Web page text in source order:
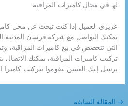
لها في مجال كاميرات المراقبة.
عزيزي العميل إذا كنت تبحث عن محل
يمكنك التواصل مع شركة فرسان المدينة
التي تتخصص في بيع كاميرات المراقبة،
تركيب كاميرات المراقبة، يمكنك الاتصال
نرسل إليك الفنيين ليقوموا بتركيب كاميرا
→ المقالة السابقة